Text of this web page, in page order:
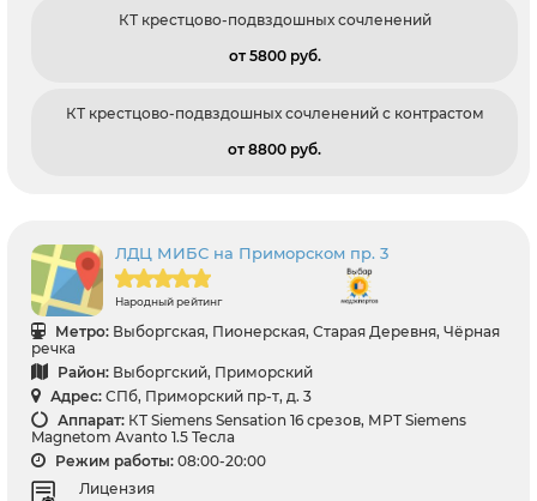
КТ крестцово-подвздошных сочленений
от 5800 pуб.
КТ крестцово-подвздошных сочленений с контрастом
от 8800 pуб.
ЛДЦ МИБС на Приморском пр. 3
Народный рейтинг
Метро: Выборгская, Пионерская, Старая Деревня, Чёрная
речка
Район: Выборгский, Приморский
Адрес: СПб, Приморский пр-т, д. 3
Аппарат: КТ Siemens Sensation 16 срезов, МРТ Siemens
Magnetom Avanto 1.5 Тесла
Режим работы: 08:00-20:00
Лицензия